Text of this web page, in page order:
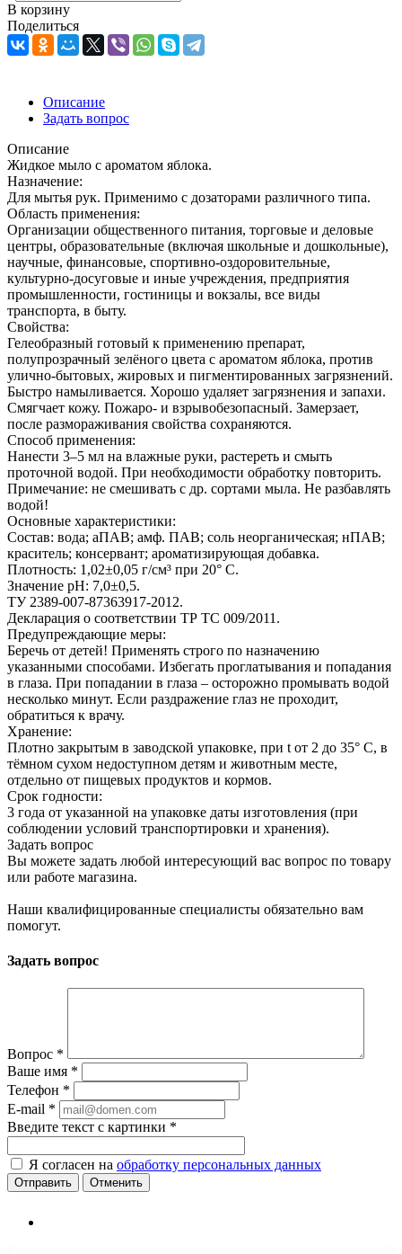
В корзину
Поделиться
Описание
Задать вопрос
Описание
Жидкое мыло с ароматом яблока.
Назначение:
Для мытья рук. Применимо с дозаторами различного типа.
Область применения:
Организации общественного питания, торговые и деловые
центры, образовательные (включая школьные и дошкольные),
научные, финансовые, спортивно-оздоровительные,
культурно-досуговые и иные учреждения, предприятия
промышленности, гостиницы и вокзалы, все виды
транспорта, в быту.
Свойства:
Гелеобразный готовый к применению препарат,
полупрозрачный зелёного цвета с ароматом яблока, против
улично-бытовых, жировых и пигментированных загрязнений.
Быстро намыливается. Хорошо удаляет загрязнения и запахи.
Смягчает кожу. Пожаро- и взрывобезопасный. Замерзает,
после размораживания свойства сохраняются.
Способ применения:
Нанести 3–5 мл на влажные руки, растереть и смыть
проточной водой. При необходимости обработку повторить.
Примечание: не смешивать с др. сортами мыла. Не разбавлять
водой!
Основные характеристики:
Состав: вода; аПАВ; амф. ПАВ; соль неорганическая; нПАВ;
краситель; консервант; ароматизирующая добавка.
Плотность: 1,02±0,05 г/см³ при 20° С.
Значение pH: 7,0±0,5.
ТУ 2389-007-87363917-2012.
Декларация о соответствии ТР ТС 009/2011.
Предупреждающие меры:
Беречь от детей! Применять строго по назначению
указанными способами. Избегать проглатывания и попадания
в глаза. При попадании в глаза – осторожно промывать водой
несколько минут. Если раздражение глаз не проходит,
обратиться к врачу.
Хранение:
Плотно закрытым в заводской упаковке, при t от 2 до 35° С, в
тёмном сухом недоступном детям и животным месте,
отдельно от пищевых продуктов и кормов.
Срок годности:
3 года от указанной на упаковке даты изготовления (при
соблюдении условий транспортировки и хранения).
Задать вопрос
Вы можете задать любой интересующий вас вопрос по товару
или работе магазина.
Наши квалифицированные специалисты обязательно вам
помогут.
Задать вопрос
Вопрос *
Ваше имя *
Телефон *
E-mail *
Введите текст с картинки *
Я согласен на обработку персональных данных
Отменить